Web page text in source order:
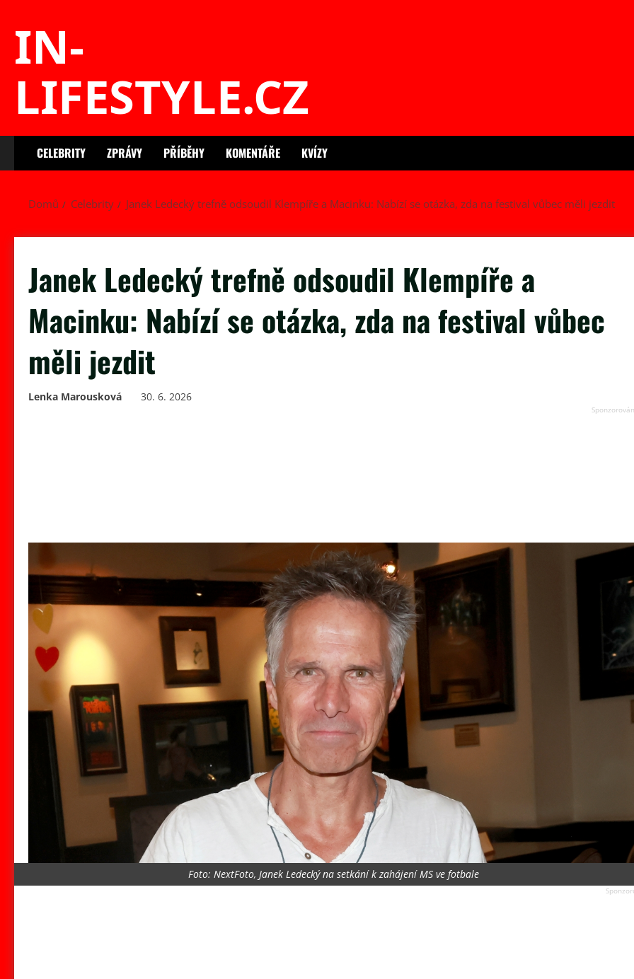
IN-
LIFESTYLE.CZ
CELEBRITY ZPRÁVY PŘÍBĚHY KOMENTÁŘE KVÍZY
Domů Celebrity Janek Ledecký trefně odsoudil Klempíře a Macinku: Nabízí se otázka, zda na festival vůbec měli jezdit
Janek Ledecký trefně odsoudil Klempíře a
Macinku: Nabízí se otázka, zda na festival vůbec
měli jezdit
Lenka Marousková 30. 6. 2026
Foto: NextFoto, Janek Ledecký na setkání k zahájení MS ve fotbale